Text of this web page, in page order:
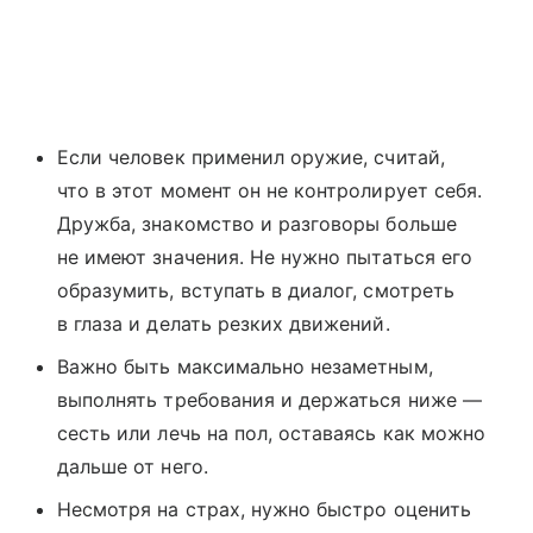
Если человек применил оружие, считай,
что в этот момент он не контролирует себя.
Дружба, знакомство и разговоры больше
не имеют значения. Не нужно пытаться его
образумить, вступать в диалог, смотреть
в глаза и делать резких движений.
Важно быть максимально незаметным,
выполнять требования и держаться ниже —
сесть или лечь на пол, оставаясь как можно
дальше от него.
Несмотря на страх, нужно быстро оценить